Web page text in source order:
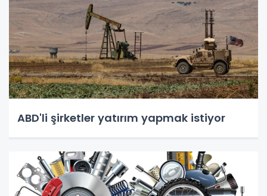
ABD'li şirketler yatırım yapmak istiyor